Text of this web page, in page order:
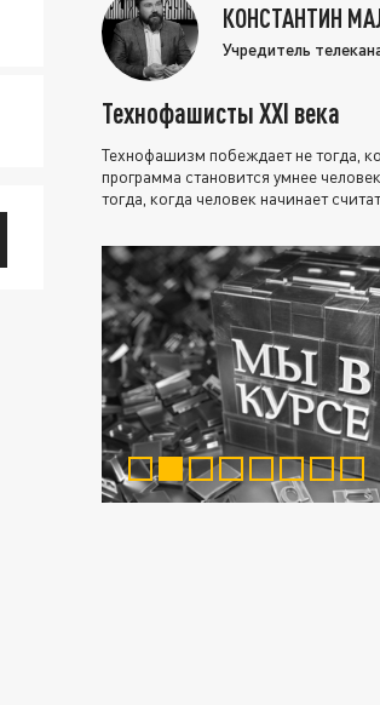
КОНСТАНТИН
Учредитель
Технофашисты XXI века
Технофашизм побеждает не тогда,
программа становится умнее
тогда, когда человек начинает